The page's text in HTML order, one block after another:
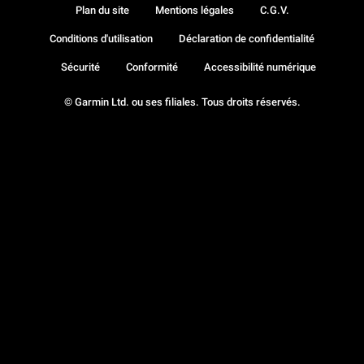
© Garmin Ltd. ou ses filiales. Tous droits réservés.
Plan du site Mentions légales C.G.V.
Conditions d'utilisation Déclaration de confidentialité
Sécurité Conformité Accessibilité numérique